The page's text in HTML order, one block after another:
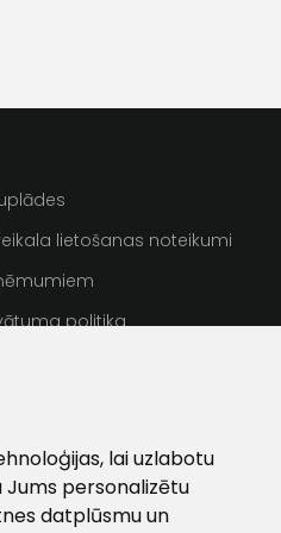
lai uzlabotu
personalizētu
datplūsmu un
lietošanas noteikumi
politika